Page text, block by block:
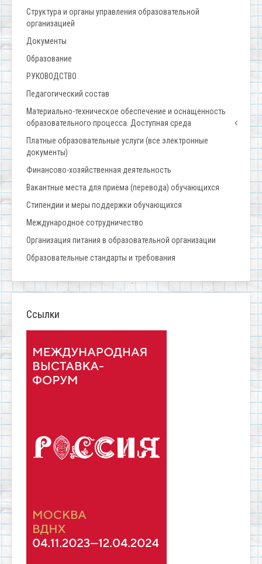
Структура и органы управления образовательной
организацией
Документы
Образование
РУКОВОДСТВО
Педагогический состав
Материально-техническое обеспечение и оснащенность
образовательного процесса. Доступная среда
Платные образовательные услуги (все электронные
документы)
Финансово-хозяйственная деятельность
Вакантные места для приёма (перевода) обучающихся
Стипендии и меры поддержки обучающихся
Международное сотрудничество
Организация питания в образовательной организации
Образовательные стандарты и требования
Ссылки